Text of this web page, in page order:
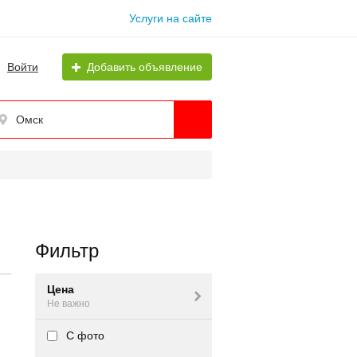
Услуги на сайте
Войти Добавить объявление
Омск
Фильтр
Цена
Не важно
С фото